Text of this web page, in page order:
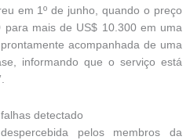
em 1º de junho, quando o preço
mais de US$ 10.300 em uma
acompanhada de uma
informando que o serviço está
detectado
pelos membros da